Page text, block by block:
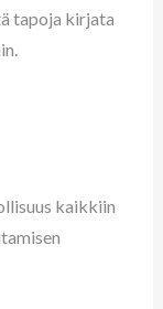
tapoja kirjata
kaikkiin